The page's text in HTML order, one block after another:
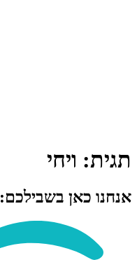
תגית: ויחי
אנחנו כאן בשבילכם: